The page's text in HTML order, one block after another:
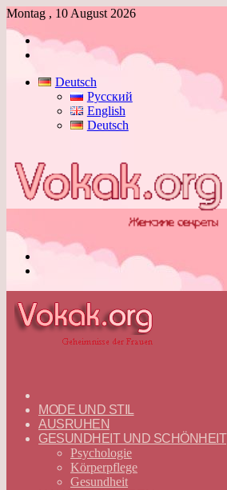
Montag , 10 August 2026
Anmelden
Deutsch
Русский
English
Deutsch
—
DEUTSCH
MODE UND STIL
AUSRUHEN
GESUNDHEIT UND SCHÖNHEIT
Psychologie
Körperpflege
Gesundheit